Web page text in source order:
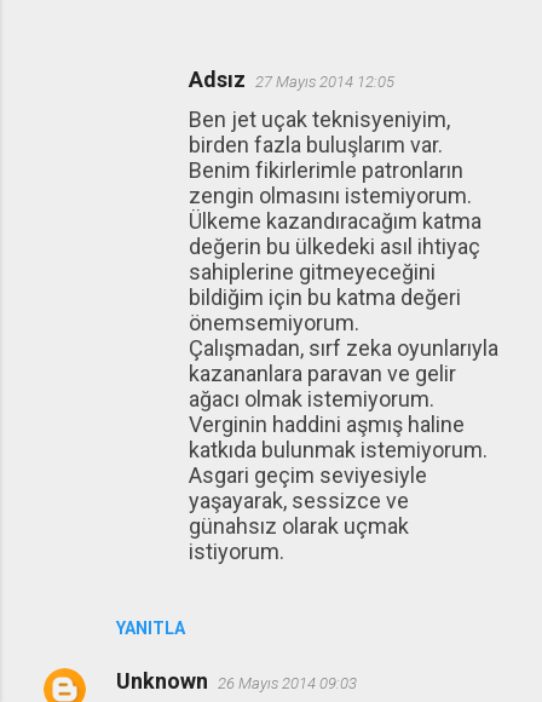
YANITLA
Adsız 27 Mayıs 2014 12:05
Ben jet uçak teknisyeniyim,
birden fazla buluşlarım var.
Benim fikirlerimle patronların
zengin olmasını istemiyorum.
Ülkeme kazandıracağım katma
değerin bu ülkedeki asıl ihtiyaç
sahiplerine gitmeyeceğini
bildiğim için bu katma değeri
önemsemiyorum.
Çalışmadan, sırf zeka oyunlarıyla
kazananlara paravan ve gelir
ağacı olmak istemiyorum.
Verginin haddini aşmış haline
katkıda bulunmak istemiyorum.
Asgari geçim seviyesiyle
yaşayarak, sessizce ve
günahsız olarak uçmak
istiyorum.
Unknown 26 Mayıs 2014 09:03